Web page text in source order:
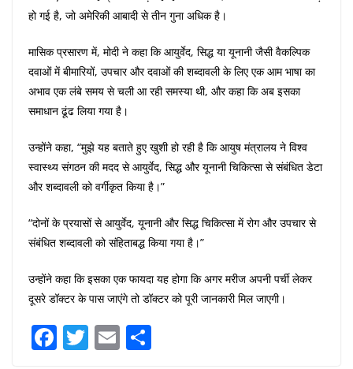
हो गई है, जो अमेरिकी आबादी से तीन गुना अधिक है।
मासिक प्रसारण में, मोदी ने कहा कि आयुर्वेद, सिद्ध या यूनानी जैसी वैकल्पिक
दवाओं में बीमारियों, उपचार और दवाओं की शब्दावली के लिए एक आम भाषा का
अभाव एक लंबे समय से चली आ रही समस्या थी, और कहा कि अब इसका
समाधान ढूंढ लिया गया है।
उन्होंने कहा, “मुझे यह बताते हुए खुशी हो रही है कि आयुष मंत्रालय ने विश्व
स्वास्थ्य संगठन की मदद से आयुर्वेद, सिद्ध और यूनानी चिकित्सा से संबंधित डेटा
और शब्दावली को वर्गीकृत किया है।”
“दोनों के प्रयासों से आयुर्वेद, यूनानी और सिद्ध चिकित्सा में रोग और उपचार से
संबंधित शब्दावली को संहिताबद्ध किया गया है।”
उन्होंने कहा कि इसका एक फायदा यह होगा कि अगर मरीज अपनी पर्ची लेकर
दूसरे डॉक्टर के पास जाएंगे तो डॉक्टर को पूरी जानकारी मिल जाएगी।
F T E